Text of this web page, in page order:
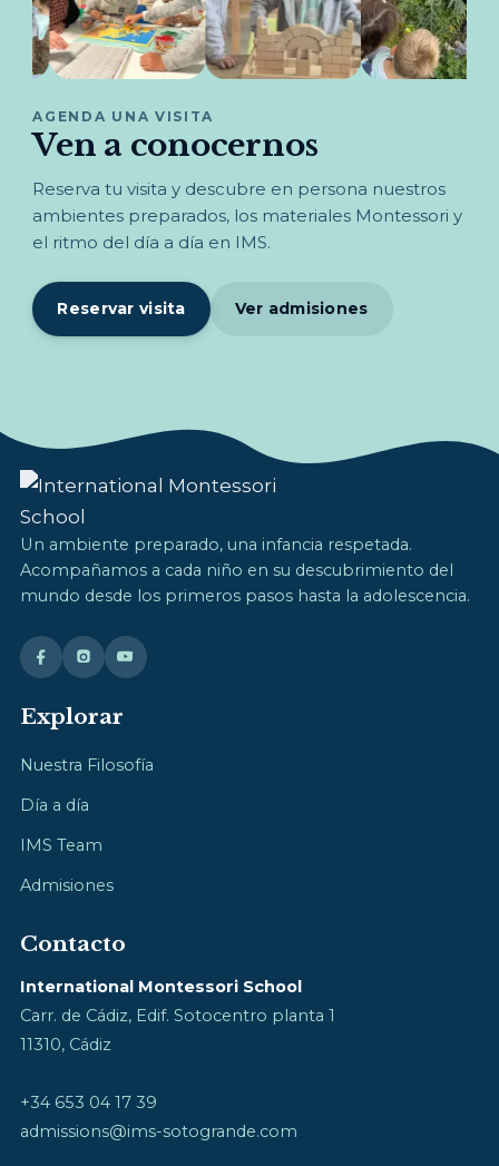
AGENDA UNA VISITA
Ven a conocernos
Reserva tu visita y descubre en persona nuestros
ambientes preparados, los materiales Montessori y
el ritmo del día a día en IMS.
Reservar visita Ver admisiones
Un ambiente preparado, una infancia respetada.
Acompañamos a cada niño en su descubrimiento del
mundo desde los primeros pasos hasta la adolescencia.
Explorar
Nuestra Filosofía
Día a día
IMS Team
Admisiones
Contacto
International Montessori School
Carr. de Cádiz, Edif. Sotocentro planta 1
11310, Cádiz
+34 653 04 17 39
admissions@ims-sotogrande.com